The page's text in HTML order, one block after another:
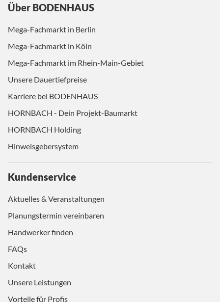
Über BODENHAUS
Mega-Fachmarkt in Berlin
Mega-Fachmarkt in Köln
Mega-Fachmarkt im Rhein-Main-Gebiet
Unsere Dauertiefpreise
Karriere bei BODENHAUS
HORNBACH - Dein Projekt-Baumarkt
HORNBACH Holding
Hinweisgebersystem
Kundenservice
Aktuelles & Veranstaltungen
Planungstermin vereinbaren
Handwerker finden
FAQs
Kontakt
Unsere Leistungen
Vorteile für Profis